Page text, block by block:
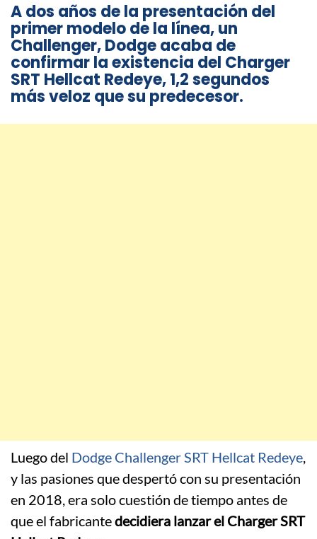
A dos años de la presentación del
primer modelo de la línea, un
Challenger, Dodge acaba de
confirmar la existencia del Charger
SRT Hellcat Redeye, 1,2 segundos
más veloz que su predecesor.
Luego del Dodge Challenger SRT Hellcat Redeye,
y las pasiones que despertó con su presentación
en 2018, era solo cuestión de tiempo antes de
que el fabricantedecidiera lanzar el Charger SRT